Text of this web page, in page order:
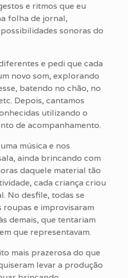
e ritmos que eu
folha de jornal,
sonoras do
e pedi que cada
novo som, explorando
batendo no chão, no
Depois, cantamos
utilizando o
de acompanhamento.
música e nos
ainda brincando com
daquele material tão
cada criança criou
No desfile, todas se
roupas e improvisaram
demais, que tentariam
que representavam.
mais prazerosa do que
levar a produção